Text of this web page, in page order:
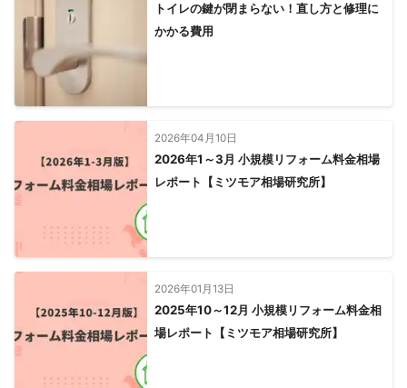
トイレの鍵が閉まらない！直し方と修理に
かかる費用
2026年04月10日
2026年1～3月 小規模リフォーム料金相場
レポート【ミツモア相場研究所】
2026年01月13日
2025年10～12月 小規模リフォーム料金相
場レポート【ミツモア相場研究所】